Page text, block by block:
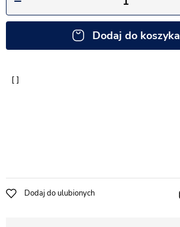
Dodaj do koszyka
Dodaj do ulubionych